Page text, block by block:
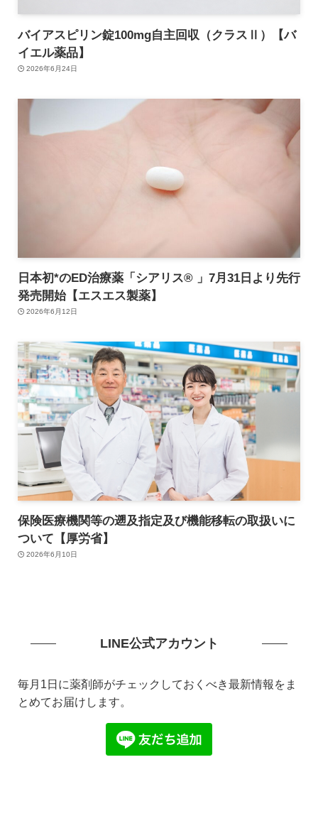
バイアスピリン錠100mg自主回収（クラスⅡ）【バ
イエル薬品】
2026年6月24日
日本初*のED治療薬「シアリス® 」7月31日より先行
発売開始【エスエス製薬】
2026年6月12日
保険医療機関等の遡及指定及び機能移転の取扱いに
ついて【厚労省】
2026年6月10日
LINE公式アカウント
毎月1日に薬剤師がチェックしておくべき最新情報をま
とめてお届けします。